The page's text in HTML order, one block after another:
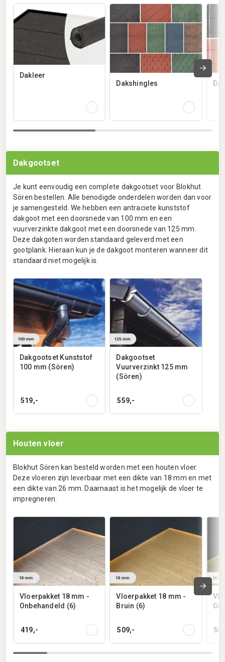
Dakleer
Dakshingles
Dakgootset
Je kunt eenvoudig een complete dakgootset voor Blokhut
Sören bestellen. Alle benodigde onderdelen worden dan voor
je samengesteld. We hebben een antraciete kunststof
dakgoot met een doorsnede van 100 mm en een
vuurverzinkte dakgoot met een doorsnede van 125 mm.
Deze dakgoten worden standaard geleverd met een
gootplank. Hieraan kun je de dakgoot monteren wanneer dit
standaard niet mogelijk is.
Dakgootset Kunststof
100 mm (Sören)
519,-
Dakgootset
Vuurverzinkt 125 mm
(Sören)
559,-
Houten vloer
Blokhut Sören kan besteld worden met een houten vloer.
Deze vloeren zijn leverbaar met een dikte van 18 mm en met
een dikte van 26 mm. Daarnaast is het mogelijk de vloer te
impregneren.
Vloerpakket 18 mm -
Onbehandeld (6)
419,-
Vloerpakket 18 mm -
Bruin (6)
509,-